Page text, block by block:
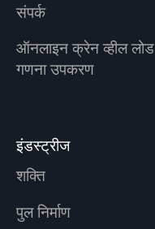
संपर्क
ऑनलाइन क्रेन व्हील लोड
गणना उपकरण
इंडस्ट्रीज
शक्ति
पुल निर्माण